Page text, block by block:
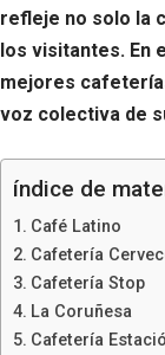
refleje no solo la
los visitantes. En
mejores
voz colectiva de
índice de
Café Latino
Cafetería
Cafetería Stop
La Coruñesa
Cafetería